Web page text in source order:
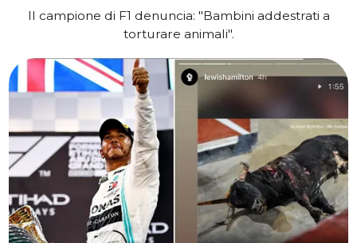
Il campione di F1 denuncia: "Bambini addestrati a
torturare animali".